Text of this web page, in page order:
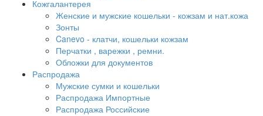
Кожгалантерея
Женские и мужские кошельки - кожзам и нат.кожа
Зонты
Canevo - клатчи, кошельки кожзам
Перчатки , варежки , ремни.
Обложки для документов
Распродажа
Мужские сумки и кошельки
Распродажа Импортные
Распродажа Российские